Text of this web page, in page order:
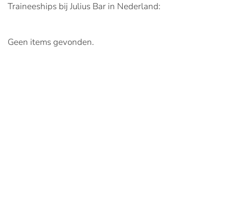
Traineeships bij Julius Bar in Nederland:
Geen items gevonden.